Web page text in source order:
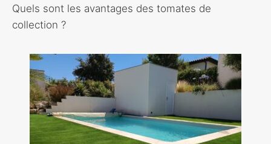
Quels sont les avantages des tomates de
collection ?